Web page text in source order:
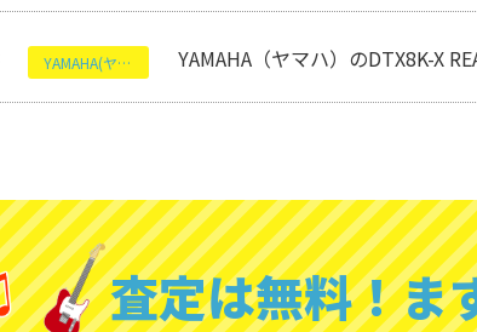
YAMAHA(ヤマハ) YAMAHA（ヤマハ）のDTX8K-X
査定は無料！ま